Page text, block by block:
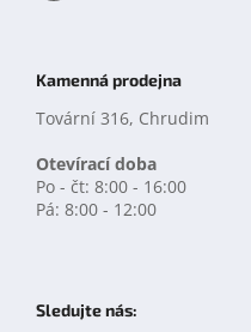
Kamenná prodejna
Tovární 316, Chrudim
Otevírací doba
Po - čt: 8:00 - 16:00
Pá: 8:00 - 12:00
Sledujte nás: